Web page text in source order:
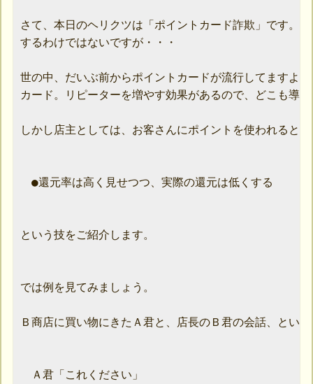
さて、本日のヘリクツは「ポイントカード詐欺」です。
するわけではないですが・・・
世の中、だいぶ前からポイントカードが流行してますよ
カード。リピーターを増やす効果があるので、どこも導
しかし店主としては、お客さんにポイントを使われると
●還元率は高く見せつつ、実際の還元は低くする
という技をご紹介します。
では例を見てみましょう。
Ｂ商店に買い物にきたＡ君と、店長のＢ君の会話、とい
Ａ君「これください」